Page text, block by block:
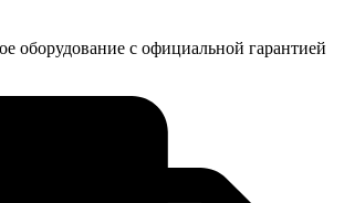
оборудование с официальной гарантией